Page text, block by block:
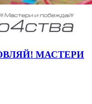
МАСТЕРИ